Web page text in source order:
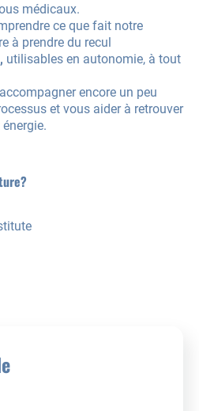
médicaux.
ce que fait notre
à prendre du recul
utilisables en autonomie, à tout
encore un peu
et vous aider à retrouver